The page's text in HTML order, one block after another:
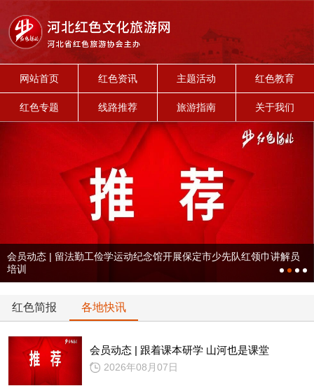
网站首页 红色资讯 主题活动 红色教育
红色专题 线路推荐 旅游指南 关于我们
会员动态 | 留法勤工俭学运动纪念馆开展保定市少先队红领巾讲解员
培训
红色简报 各地快讯
会员动态 | 跟着课本研学 山河也是课堂
2026年08月07日